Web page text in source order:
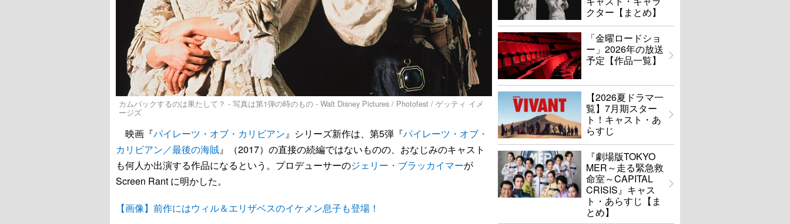
カムバックするのは果たして？ - 写真は第1弾の時のもの - Walt Disney Pictures / Photofest / ゲッティ イメ
ージズ
映画『パイレーツ・オブ・カリビアン』シリーズ新作は、第5弾『パイレーツ・オブ・
カリビアン／最後の海賊』（2017）の直接の続編ではないものの、おなじみのキャスト
も何人か出演する作品になるという。プロデューサーのジェリー・ブラッカイマーが
Screen Rant に明かした。
【画像】前作にはウィル＆エリザベスのイケメン息子も登場！
クター【まとめ】
「金曜ロードショ
ー」2026年の放送
予定【作品一覧】
【2026夏ドラマ一
覧】7月期スター
ト！キャスト・あ
らすじ
『劇場版TOKYO
MER～走る緊急救
命室～CAPITAL
CRISIS』キャス
ト・あらすじ【ま
とめ】